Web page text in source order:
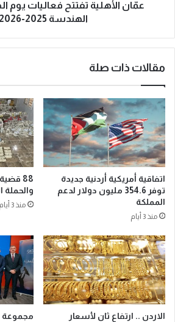
عمّان الأهلية تفتتح فعاليات يوم
الهندسة 2025-2026 ...
مقالات ذات صلة
اتفاقية أمريكية أردنية جديدة
توفر 354.6 مليون دولار لدعم
المملكة
منذ 3 أيام
88
والحملة
منذ 3 أيام
الاردن .. ارتفاع ثان لأسعار
مجموعة